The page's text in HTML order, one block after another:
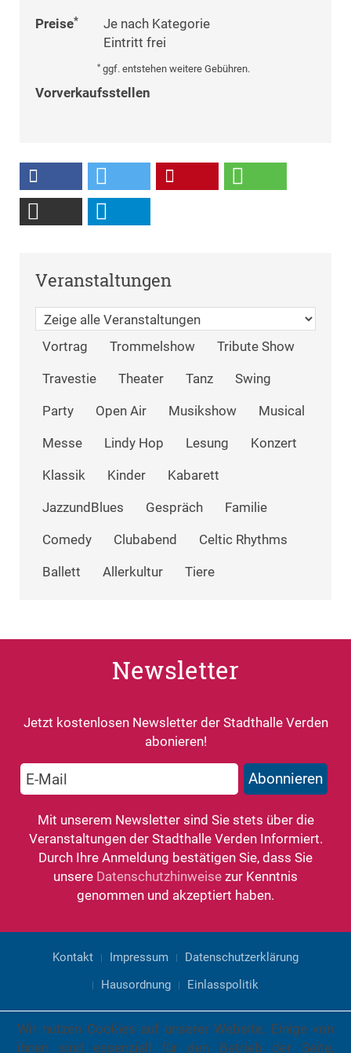
Preise*
Je nach Kategorie
Eintritt frei
* ggf. entstehen weitere Gebühren.
Vorverkaufsstellen
Veranstaltungen
Vortrag Trommelshow Tribute Show
Travestie Theater Tanz Swing
Party Open Air Musikshow Musical
Messe Lindy Hop Lesung Konzert
Klassik Kinder Kabarett
JazzundBlues Gespräch Familie
Comedy Clubabend Celtic Rhythms
Ballett Allerkultur Tiere
Newsletter
Jetzt kostenlosen Newsletter der Stadthalle Verden
abonieren!
Mit unserem Newsletter sind Sie stets über die
Veranstaltungen der Stadthalle Verden Informiert.
Durch Ihre Anmeldung bestätigen Sie, dass Sie
unsere Datenschutzhinweise zur Kenntnis
genommen und akzeptiert haben.
Kontakt Impressum
Datenschutzerklärung
Hausordnung
Einlasspolitik
Wir nutzen Cookies auf unserer Website. Einige von
ihnen sind essenziell für den Betrieb der Seite,